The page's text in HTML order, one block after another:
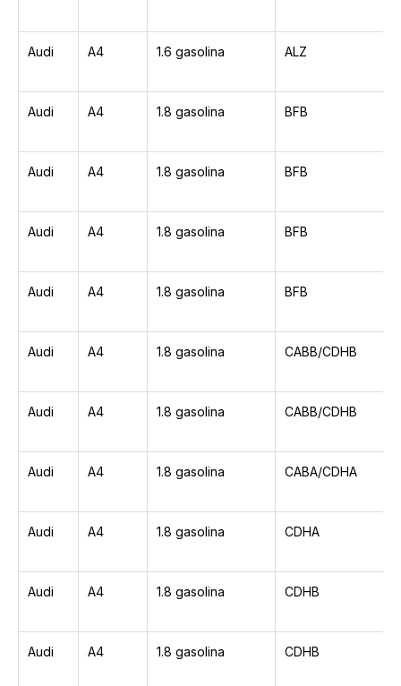
Audi A4 1.6 gasolina ALZ
Audi A4 1.8 gasolina BFB
Audi A4 1.8 gasolina BFB
Audi A4 1.8 gasolina BFB
Audi A4 1.8 gasolina BFB
Audi A4 1.8 gasolina CABB/CDHB
Audi A4 1.8 gasolina CABB/CDHB
Audi A4 1.8 gasolina CABA/CDHA
Audi A4 1.8 gasolina CDHA
Audi A4 1.8 gasolina CDHB
Audi A4 1.8 gasolina CDHB